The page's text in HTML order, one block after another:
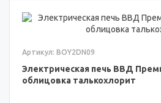
Артикул: BOY2DN09
Электрическая печь ВВД
облицовка талькохлорит